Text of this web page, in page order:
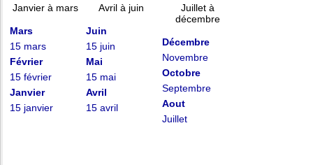
Janvier à mars
Mars
15 mars
Février
15 février
Janvier
15 janvier
Avril à juin
Juin
15 juin
Mai
15 mai
Avril
15 avril
Juillet à
décembre
Décembre
Novembre
Octobre
Septembre
Aout
Juillet